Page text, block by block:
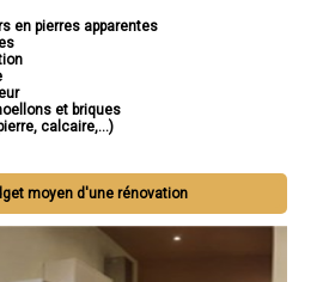
en pierres apparentes
et briques
calcaire,...)
moyen d'une rénovation